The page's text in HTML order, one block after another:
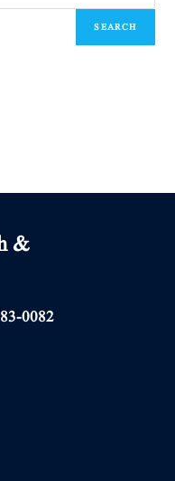
SEARCH
&
0082